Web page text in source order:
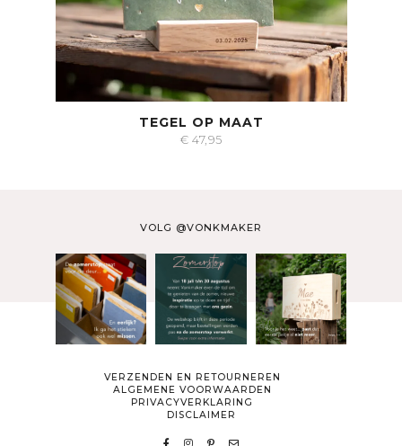
TEGEL OP MAAT
€ 47,95
VOLG @VONKMAKER
VERZENDEN EN RETOURNEREN
ALGEMENE VOORWAARDEN
PRIVACYVERKLARING
DISCLAIMER